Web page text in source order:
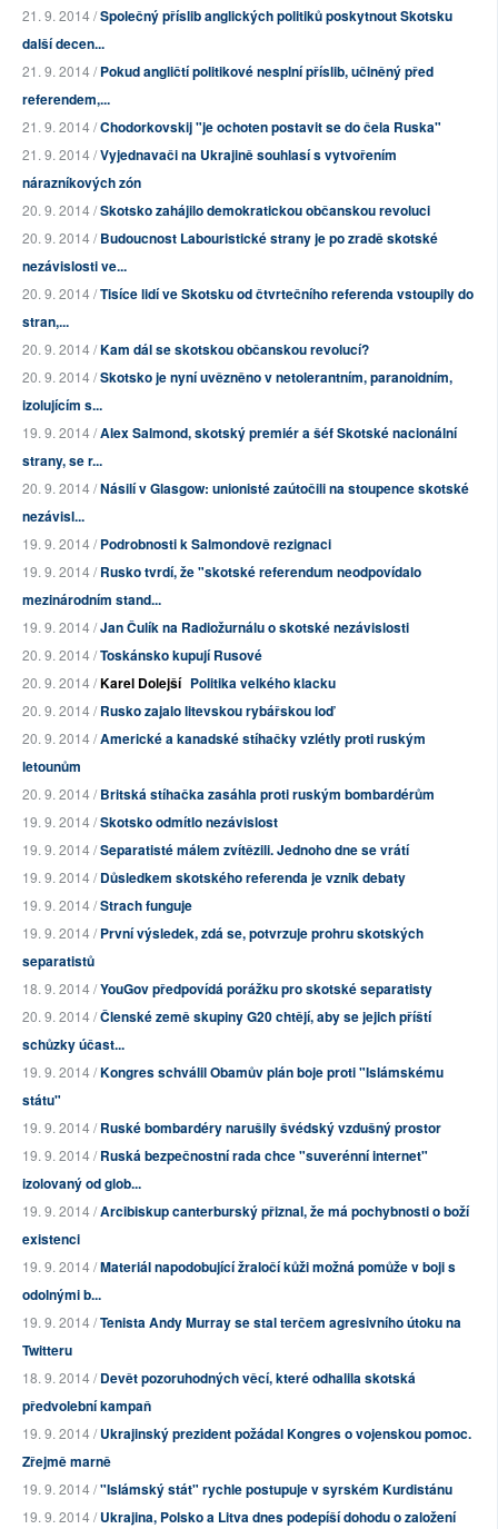
21. 9. 2014 /Společný příslib anglických politiků poskytnout Skotsku
další decen...
21. 9. 2014 /Pokud angličtí politikové nesplní příslib, učiněný před
referendem,...
21. 9. 2014 /Chodorkovskij "je ochoten postavit se do čela Ruska"
21. 9. 2014 /Vyjednavači na Ukrajině souhlasí s vytvořením
nárazníkových zón
20. 9. 2014 /Skotsko zahájilo demokratickou občanskou revoluci
20. 9. 2014 /Budoucnost Labouristické strany je po zradě skotské
nezávislosti ve...
20. 9. 2014 /Tisíce lidí ve Skotsku od čtvrtečního referenda vstoupily do
stran,...
20. 9. 2014 /Kam dál se skotskou občanskou revolucí?
20. 9. 2014 /Skotsko je nyní uvězněno v netolerantním, paranoidním,
izolujícím s...
19. 9. 2014 /Alex Salmond, skotský premiér a šéf Skotské nacionální
strany, se r...
20. 9. 2014 /Násilí v Glasgow: unionisté zaútočili na stoupence skotské
nezávisl...
19. 9. 2014 /Podrobnosti k Salmondově rezignaci
19. 9. 2014 /Rusko tvrdí, že "skotské referendum neodpovídalo
mezinárodním stand...
19. 9. 2014 /Jan Čulík na Radiožurnálu o skotské nezávislosti
20. 9. 2014 /Toskánsko kupují Rusové
20. 9. 2014 /Karel Dolejší Politika velkého klacku
20. 9. 2014 /Rusko zajalo litevskou rybářskou loď
20. 9. 2014 /Americké a kanadské stíhačky vzlétly proti ruským
letounům
20. 9. 2014 /Britská stíhačka zasáhla proti ruským bombardérům
19. 9. 2014 /Skotsko odmítlo nezávislost
19. 9. 2014 /Separatisté málem zvítězili. Jednoho dne se vrátí
19. 9. 2014 /Důsledkem skotského referenda je vznik debaty
19. 9. 2014 /Strach funguje
19. 9. 2014 /První výsledek, zdá se, potvrzuje prohru skotských
separatistů
18. 9. 2014 /YouGov předpovídá porážku pro skotské separatisty
20. 9. 2014 /Členské země skupiny G20 chtějí, aby se jejich příští
schůzky účast...
19. 9. 2014 /Kongres schválil Obamův plán boje proti "Islámskému
státu"
19. 9. 2014 /Ruské bombardéry narušily švédský vzdušný prostor
19. 9. 2014 /Ruská bezpečnostní rada chce "suverénní internet"
izolovaný od glob...
19. 9. 2014 /Arcibiskup canterburský přiznal, že má pochybnosti o boží
existenci
19. 9. 2014 /Materiál napodobující žraločí kůži možná pomůže v boji s
odolnými b...
19. 9. 2014 /Tenista Andy Murray se stal terčem agresivního útoku na
Twitteru
18. 9. 2014 /Devět pozoruhodných věcí, které odhalila skotská
předvolební kampaň
19. 9. 2014 /Ukrajinský prezident požádal Kongres o vojenskou pomoc.
Zřejmě marně
19. 9. 2014 /"Islámský stát" rychle postupuje v syrském Kurdistánu
19. 9. 2014 /Ukrajina, Polsko a Litva dnes podepíší dohodu o založení